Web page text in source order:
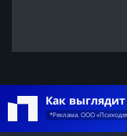
Как
*Реклама. ООО